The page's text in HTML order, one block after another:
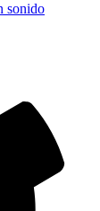
sonido